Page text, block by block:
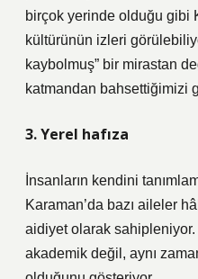
birçok yerinde olduğu gibi
kültürünün izleri
kaybolmuş” bir mirastan
katmandan bahsettiğimizi
3. Yerel hafıza
İnsanların kendini
Karaman’da bazı aileler
aidiyet olarak
akademik değil, aynı